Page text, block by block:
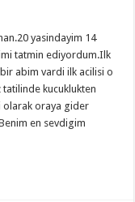
yasindayim 14
tatmin ediyordum.Ilk
abim vardi ilk acilisi o
tatilinde kucuklukten
olarak oraya gider
en sevdigim